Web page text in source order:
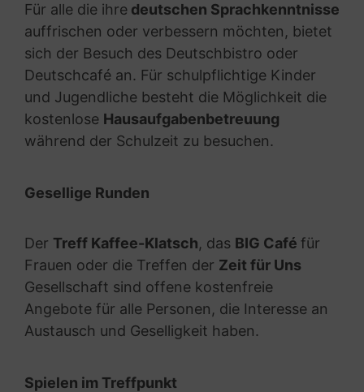
Für alle die ihre deutschen Sprachkenntnisse
auffrischen oder verbessern möchten, bietet
sich der Besuch des Deutschbistro oder
Deutschcafé an. Für schulpflichtige Kinder
und Jugendliche besteht die Möglichkeit die
kostenlose Hausaufgabenbetreuung
während der Schulzeit zu besuchen.
Gesellige Runden
Der Treff Kaffee-Klatsch, das BIG Café für
Frauen oder die Treffen der Zeit für Uns
Gesellschaft sind offene kostenfreie
Angebote für alle Personen, die Interesse an
Austausch und Geselligkeit haben.
Spielen im Treffpunkt